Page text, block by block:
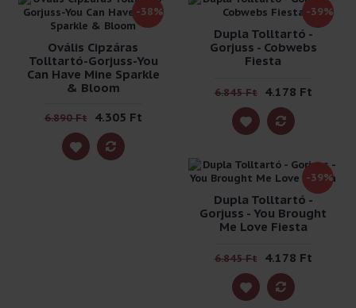
-38%
Ovális Cipzáras
Tolltartó-Gorjuss-You
Can Have Mine Sparkle
& Bloom
6.890 Ft 4.305 Ft
-39%
Dupla Tolltartó -
Gorjuss - Cobwebs
Fiesta
6.845 Ft 4.178 Ft
-39%
Dupla Tolltartó -
Gorjuss - You Brought
Me Love Fiesta
6.845 Ft 4.178 Ft